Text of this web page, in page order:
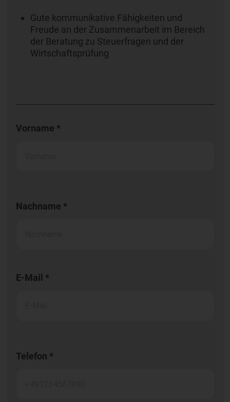
Gute kommunikative Fähigkeiten und
Freude an der Zusammenarbeit im Bereich
der Beratung zu Steuerfragen und der
Wirtschaftsprüfung
Vorname *
Nachname *
E-Mail *
Telefon *